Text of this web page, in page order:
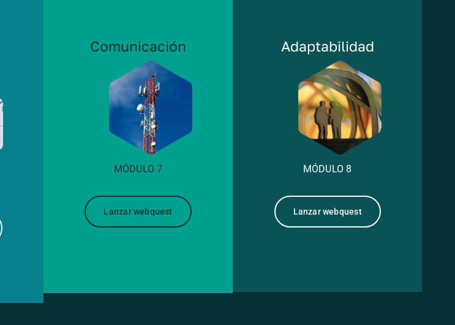
Comunicación
MÓDULO 7
Lanzar webquest
Adaptabilidad
MÓDULO 8
Lanzar webquest